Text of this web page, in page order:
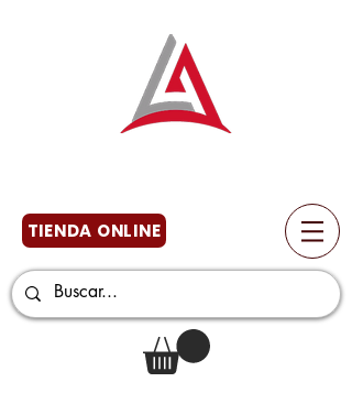
TIENDA ONLINE